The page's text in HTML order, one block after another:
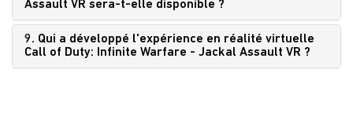
Assault VR sera-t-elle disponible ?
9. Qui a développé l'expérience en réalité virtuelle
Call of Duty: Infinite Warfare - Jackal Assault VR ?